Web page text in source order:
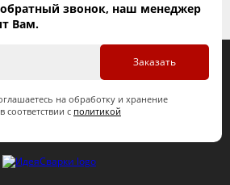
звонок, наш менеджер
Вам.
Заказать
на обработку и хранение
с политикой